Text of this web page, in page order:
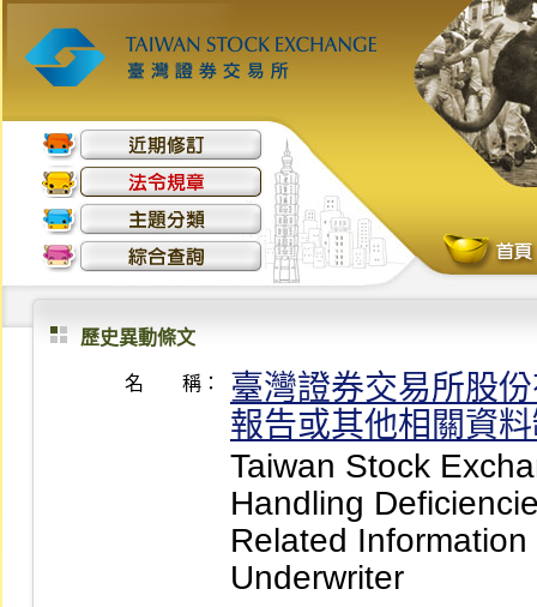
歷史異動條文
名 稱：
臺灣證券交易所股
報告或其他相關資
Taiwan Stock
Handling
Related
Underwriter